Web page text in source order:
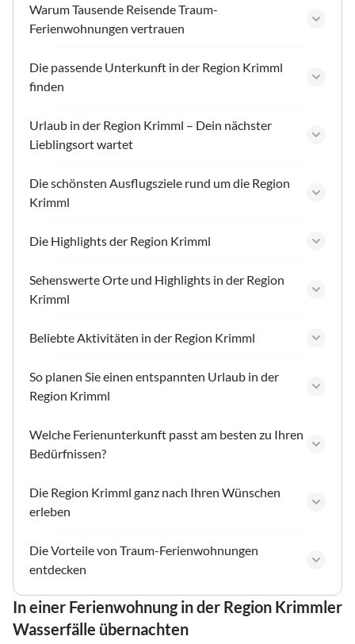
Warum Tausende Reisende Traum-
Ferienwohnungen vertrauen
Die passende Unterkunft in der Region Krimml
finden
Urlaub in der Region Krimml – Dein nächster
Lieblingsort wartet
Die schönsten Ausflugsziele rund um die Region
Krimml
Die Highlights der Region Krimml
Sehenswerte Orte und Highlights in der Region
Krimml
Beliebte Aktivitäten in der Region Krimml
So planen Sie einen entspannten Urlaub in der
Region Krimml
Welche Ferienunterkunft passt am besten zu Ihren
Bedürfnissen?
Die Region Krimml ganz nach Ihren Wünschen
erleben
Die Vorteile von Traum-Ferienwohnungen
entdecken
In einer Ferienwohnung in der Region Krimmler
Wasserfälle übernachten